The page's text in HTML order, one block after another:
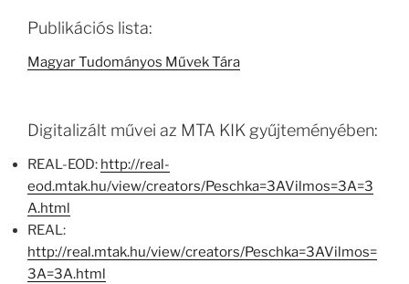
Publikációs lista:
Magyar Tudományos Művek Tára
Digitalizált művei az MTA KIK gyűjteményében:
REAL-EOD: http://real-
eod.mtak.hu/view/creators/Peschka=3AVilmos=3A=3
A.html
REAL:
http://real.mtak.hu/view/creators/Peschka=3AVilmos=
3A=3A.html